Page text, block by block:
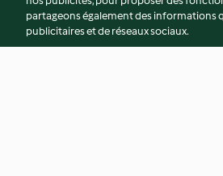
partageons également des informations
publicitaires et de réseaux sociaux.